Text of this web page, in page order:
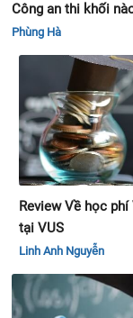
Công an thi khối
Phùng Hà
Review Về học
tại VUS
Linh Anh Nguyễn